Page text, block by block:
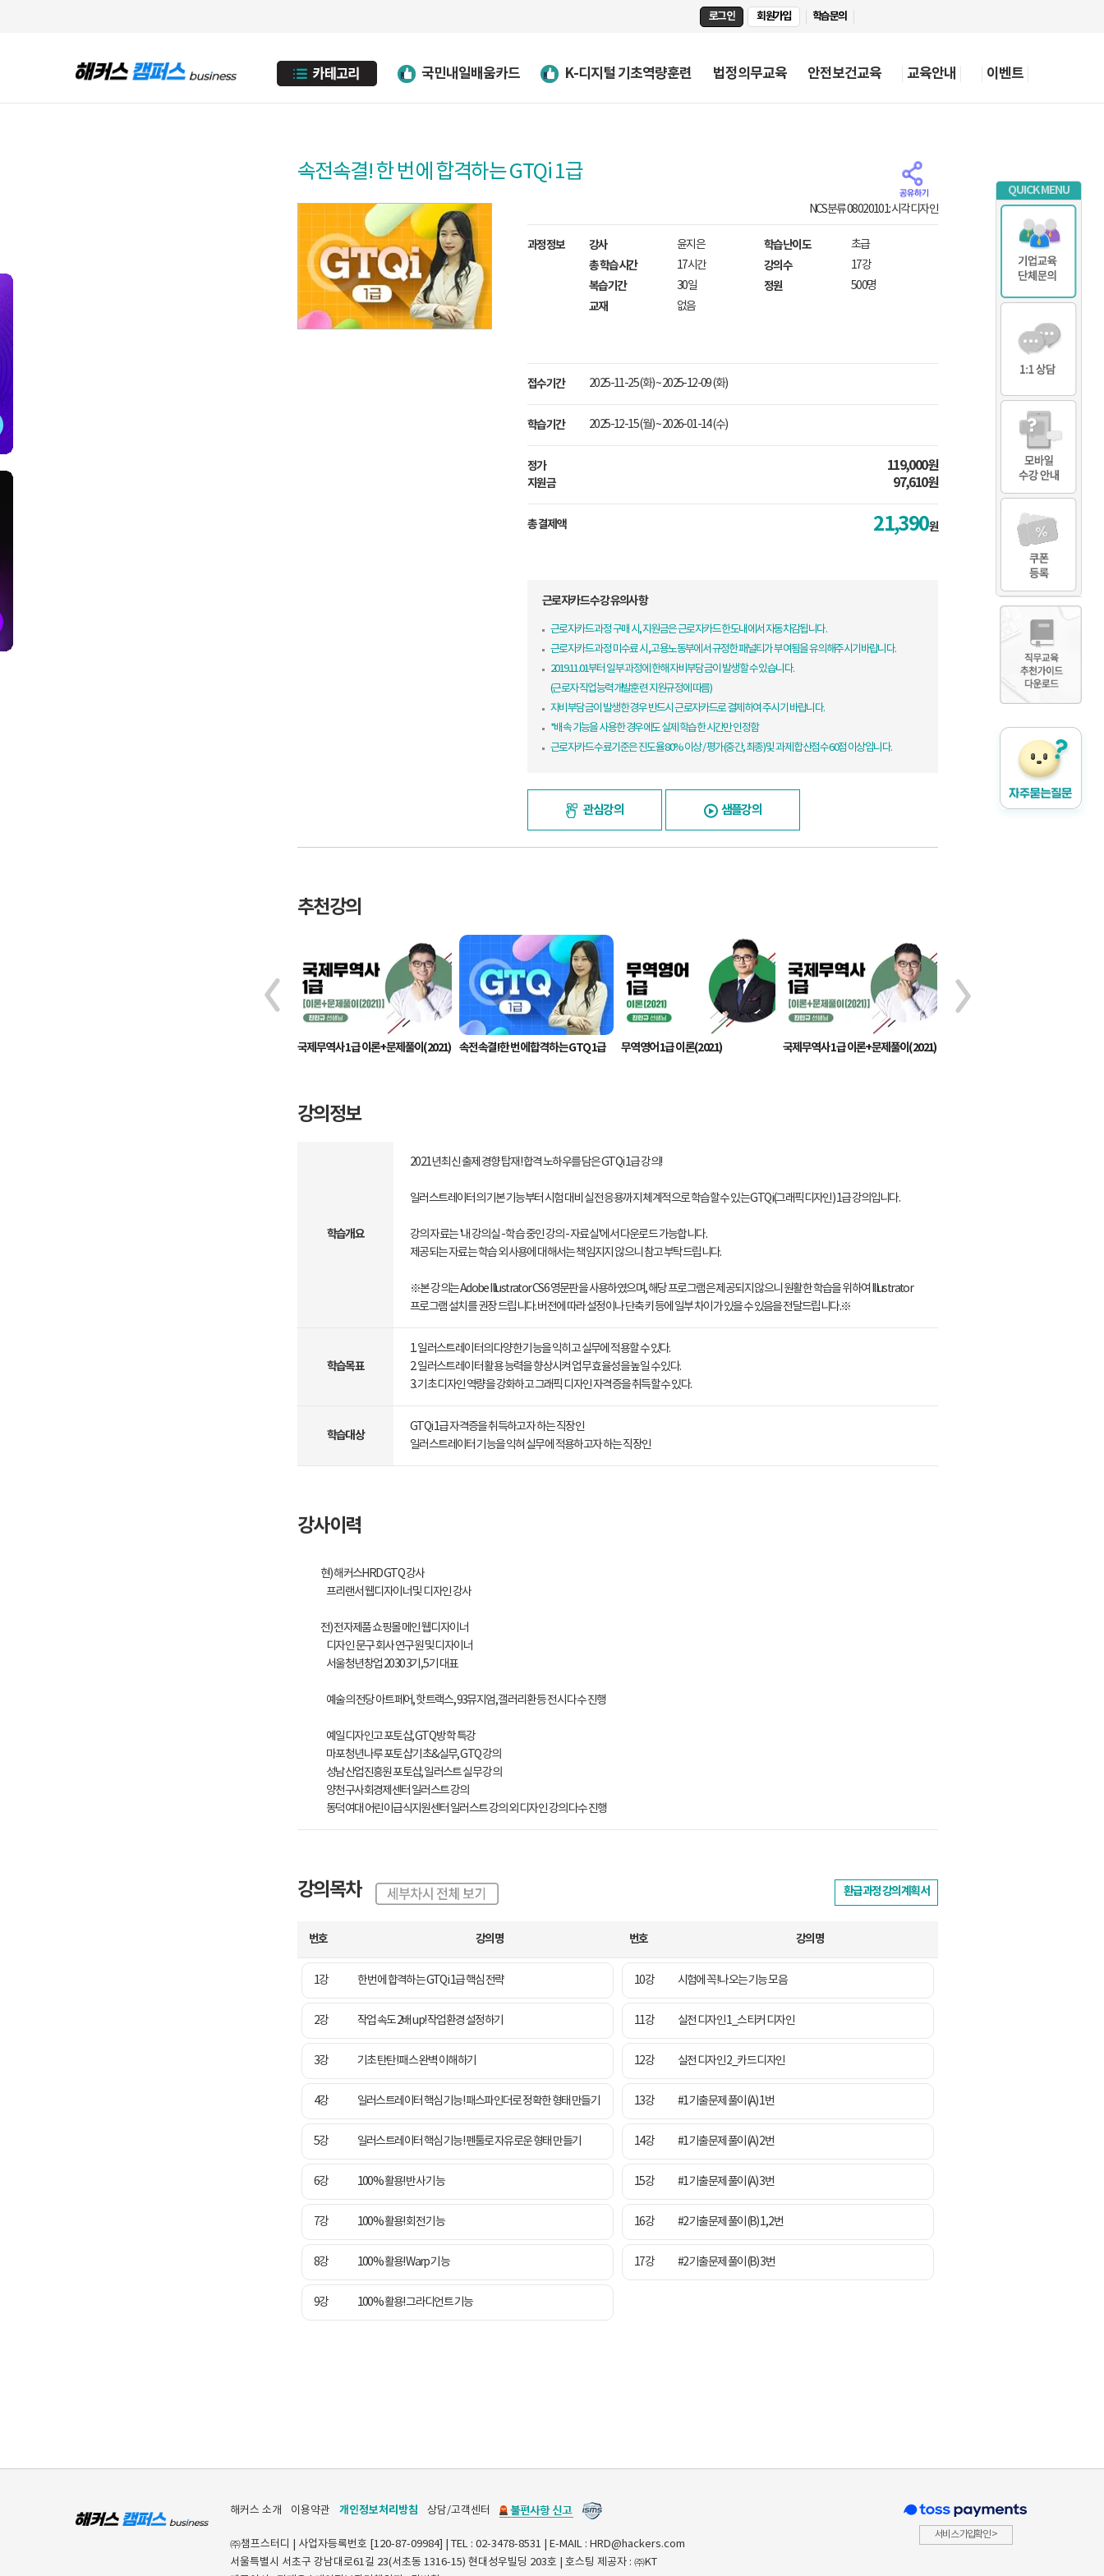
국민내일배움카드 K-디지털 기초역량훈련 법정의무교육 안전보건교육 교육안내 이벤트
로그인 회원가입 학습문의
속전속결! 한 번에 합격하는 GTQi 1급
NCS분류 08020101: 시각디자인
과정정보 강사 윤지은 학습난이도 초급
총 학습시간 17시간 강의수 17강
복습기간 30일 정원 500명
교재 없음
접수기간 2025-11-25 (화) ~ 2025-12-09 (화)
학습기간 2025-12-15 (월) ~ 2026-01-14 (수)
정가
지원금
119,000원
97,610원
총 결제액 21,390원
근로자카드 수강 유의사항
근로자카드 과정 구매 시, 지원금은 근로자카드 한도내에서 자동차감됩니다.
근로자카드 과정 미수료 시, 고용노동부에서 규정한 패널티가 부여됨을 유의해주시기바랍니다.
2019.11.01부터 일부 과정에 한해 자비부담금이 발생할 수 있습니다.
(근로자 직업능력개발훈련 지원규정에 따름)
자비부담금이 발생한 경우 반드시 근로자카드로 결제하여 주시기 바랍니다.
*배속 기능을 사용한 경우에도 실제 학습한 시간만 인정함
근로자카드 수료기준은 진도율 80% 이상 / 평가(중간, 최종) 및 과제 합산점수 60점 이상입니다.
관심강의 샘플강의
추천강의
국제무역사 1급 이론+문제풀이(2021) 속전속결! 한 번에 합격하는 GTQ 1급 무역영어 1급 이론(2021) 국제무역사 1급 이론+문제풀이(2021)
강의정보
학습개요
2021년 최신 출제 경향 탑재! 합격 노하우를 담은 GTQi 1급 강의!
일러스트레이터의 기본 기능부터 시험 대비 실전 응용까지 체계적으로 학습할 수 있는 GTQi(그래픽디자인) 1급 강의입니다.
강의 자료는 '내 강의실 - 학습 중인 강의 - 자료실'에서 다운로드 가능합니다.
제공되는 자료는 학습 외 사용에 대해서는 책임지지 않으니 참고 부탁드립니다.
※본 강의는 Adobe Illustrator CS6 영문판을 사용하였으며, 해당 프로그램은 제공되지 않으니 원활한 학습을 위하여 Illustrator
프로그램 설치를 권장 드립니다. 버전에 따라 설정이나 단축키 등에 일부 차이가 있을 수 있음을 전달드립니다.※
학습목표
1. 일러스트레이터의 다양한 기능을 익히고 실무에 적용할 수 있다.
2. 일러스트레이터 활용 능력을 향상시켜 업무 효율성을 높일 수 있다.
3. 기초 디자인 역량을 강화하고 그래픽 디자인 자격증을 취득할 수 있다.
학습대상
GTQi 1급 자격증을 취득하고자 하는 직장인
일러스트레이터 기능을 익혀 실무에 적용하고자 하는 직장인
강사이력
현) 해커스HRD GTQ 강사
프리랜서 웹디자이너 및 디자인 강사
전) 전자제품 쇼핑몰 메인 웹디자이너
디자인 문구 회사 연구원 및 디자이너
서울청년창업 2030 3기, 5기 대표
예술의 전당 아트페어, 핫트랙스, 93뮤지엄, 갤러리환 등 전시 다수 진행
예일디자인고 포토샵, GTQ 방학 특강
마포청년나루 포토샵 기초&실무, GTQ 강의
성남산업진흥원 포토샵, 일러스트 실무 강의
양천구사회경제센터 일러스트 강의
동덕여대 어린이급식지원센터 일러스트 강의 외 디자인 강의 다수 진행
강의목차 환급과정 강의계획서
번호 강의명
1강 한 번에 합격하는 GTQi 1급 핵심 전략
2강 작업 속도 2배 up! 작업환경 설정하기
3강 기초 탄탄! 패스 완벽 이해하기
4강 일러스트레이터 핵심 기능! 패스파인더로 정확한 형태 만들기
5강 일러스트레이터 핵심 기능! 펜툴로 자유로운 형태 만들기
6강 100% 활용! 반사 기능
7강 100% 활용! 회전 기능
8강 100% 활용! Warp 기능
9강 100% 활용! 그라디언트 기능
번호 강의명
10강 시험에 꼭! 나오는 기능 모음
11강 실전 디자인 1_스티커 디자인
12강 실전 디자인 2_카드 디자인
13강 #1 기출문제 풀이(A) 1번
14강 #1 기출문제 풀이(A) 2번
15강 #1 기출문제 풀이(A) 3번
16강 #2 기출문제 풀이(B) 1, 2번
17강 #2 기출문제 풀이(B) 3번
해커스 소개 이용약관 개인정보처리방침 상담/고객센터
㈜챔프스터디 | 사업자등록번호 [120-87-09984] | TEL : 02-3478-8531 | E-MAIL : HRD@hackers.com
서울특별시 서초구 강남대로61길 23(서초동 1316-15) 현대성우빌딩 203호 | 호스팅 제공자 : ㈜KT
서비스 가입확인 >
QUICK MENU